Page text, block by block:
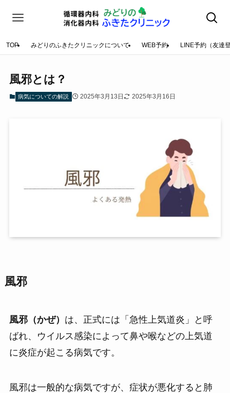
TOP みどりのふきたクリニックについて WEB予約 LINE予約（友達
風邪とは？
病気についての解説 2025年3月13日 2025年3月16日
風邪
風邪（かぜ） は、正式には「急性上気道炎」と呼
ばれ、ウイルス感染によって鼻や喉などの上気道
に炎症が起こる病気です。
風邪は一般的な病気ですが、症状が悪化すると肺